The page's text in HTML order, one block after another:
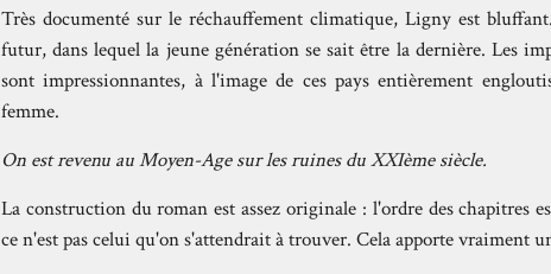
Très documenté sur le réchauffement climatique, Ligny est
futur, dans lequel la jeune génération se sait être la dernière. Les
sont impressionnantes, à l'image de ces pays entièrement
femme.
On est revenu au Moyen-Age sur les ruines du XXIème siècle.
La construction du roman est assez originale : l'ordre des chapitres
ce n'est pas celui qu'on s'attendrait à trouver. Cela apporte vraiment